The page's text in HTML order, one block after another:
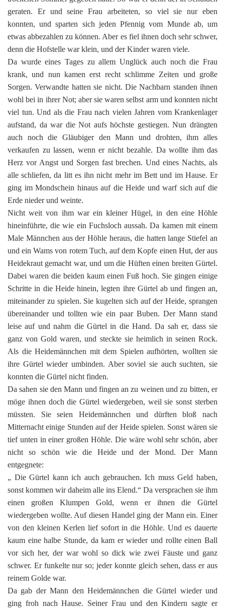
geraten. Er und seine Frau arbeiteten, so viel sie nur eben
konnten, und sparten sich jeden Pfennig vom Munde ab, um
etwas abbezahlen zu können. Aber es fiel ihnen doch sehr schwer,
denn die Hofstelle war klein, und der Kinder waren viele.
Da wurde eines Tages zu allem Unglück auch noch die Frau
krank, und nun kamen erst recht schlimme Zeiten und große
Sorgen. Verwandte hatten sie nicht. Die Nachbarn standen ihnen
wohl bei in ihrer Not; aber sie waren selbst arm und konnten nicht
viel tun. Und als die Frau nach vielen Jahren vom Krankenlager
aufstand, da war die Not aufs höchste gestiegen. Nun drängten
auch noch die Gläubiger den Mann und drohten, ihm alles
verkaufen zu lassen, wenn er nicht bezahle. Da wollte ihm das
Herz vor Angst und Sorgen fast brechen. Und eines Nachts, als
alle schliefen, da litt es ihn nicht mehr im Bett und im Hause. Er
ging im Mondschein hinaus auf die Heide und warf sich auf die
Erde nieder und weinte.
Nicht weit von ihm war ein kleiner Hügel, in den eine Höhle
hineinführte, die wie ein Fuchsloch aussah. Da kamen mit einem
Male Männchen aus der Höhle heraus, die hatten lange Stiefel an
und ein Wams von rotem Tuch, auf dem Kopfe einen Hut, der aus
Heidekraut gemacht war, und um die Hüften einen breiten Gürtel.
Dabei waren die beiden kaum einen Fuß hoch. Sie gingen einige
Schritte in die Heide hinein, legten ihre Gürtel ab und fingen an,
miteinander zu spielen. Sie kugelten sich auf der Heide, sprangen
übereinander und tollten wie ein paar Buben. Der Mann stand
leise auf und nahm die Gürtel in die Hand. Da sah er, dass sie
ganz von Gold waren, und steckte sie heimlich in seinen Rock.
Als die Heidemännchen mit dem Spielen aufhörten, wollten sie
ihre Gürtel wieder umbinden. Aber soviel sie auch suchten, sie
konnten die Gürtel nicht finden.
Da sahen sie den Mann und fingen an zu weinen und zu bitten, er
möge ihnen doch die Gürtel wiedergeben, weil sie sonst sterben
müssten. Sie seien Heidemännchen und dürften bloß nach
Mitternacht einige Stunden auf der Heide spielen. Sonst wären sie
tief unten in einer großen Höhle. Die wäre wohl sehr schön, aber
nicht so schön wie die Heide und der Mond. Der Mann
entgegnete:
„ Die Gürtel kann ich auch gebrauchen. Ich muss Geld haben,
sonst kommen wir daheim alle ins Elend.“ Da versprachen sie ihm
einen großen Klumpen Gold, wenn er ihnen die Gürtel
wiedergeben wollte. Auf diesen Handel ging der Mann ein. Einer
von den kleinen Kerlen lief sofort in die Höhle. Und es dauerte
kaum eine halbe Stunde, da kam er wieder und rollte einen Ball
vor sich her, der war wohl so dick wie zwei Fäuste und ganz
schwer. Er funkelte nur so; jeder konnte gleich sehen, dass er aus
reinem Golde war.
Da gab der Mann den Heidemännchen die Gürtel wieder und
ging froh nach Hause. Seiner Frau und den Kindern sagte er